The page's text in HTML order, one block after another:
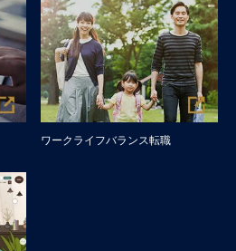
ワークライフバランス転職